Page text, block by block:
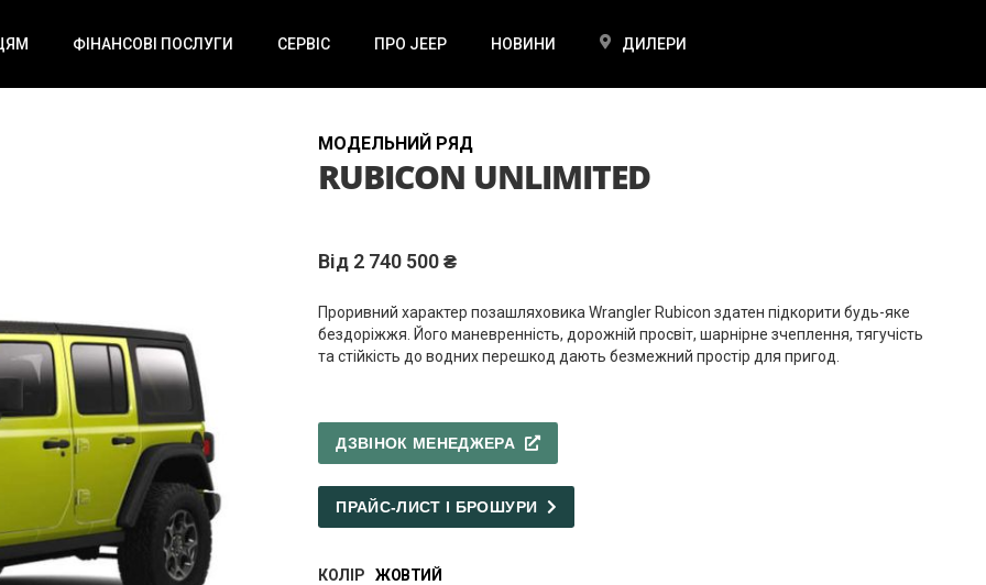
ФІНАНСОВІ ПОСЛУГИ СЕРВІС ПРО JEEP НОВИНИ ДИЛЕРИ
МОДЕЛЬНИЙ РЯД
RUBICON UNLIMITED
Від 2 740 500 ₴
Проривний характер позашляховика Wrangler Rubicon здатен підкорити будь-яке
бездоріжжя. Його маневренність, дорожній просвіт, шарнірне зчеплення, тягучість
та стійкість до водних перешкод дають безмежний простір для пригод.
ДЗВІНОК МЕНЕДЖЕРА
ПРАЙС-ЛИСТ І БРОШУРИ
КОЛІР ЖОВТИЙ